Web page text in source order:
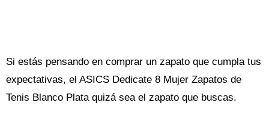
Si estás pensando en comprar un zapato que cumpla tus
expectativas, el ASICS Dedicate 8 Mujer Zapatos de
Tenis Blanco Plata quizá sea el zapato que buscas.